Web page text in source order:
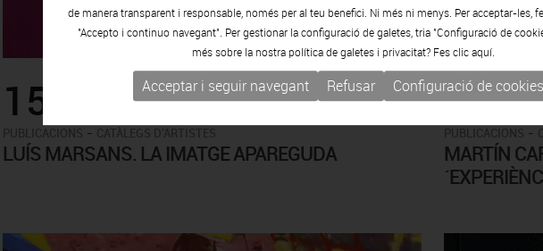
15.00€
-
LUÍS MARSANS. LA IMATGE APAREGUDA
-
MARTÍN
de manera transparent i responsable, només per al teu benefici. Ni més ni menys. Per acceptar-les,
"Accepto i continuo navegant". Per gestionar la configuració de galetes, tria "Configuració de
més sobre la nostra política de galetes i privacitat? Fes clicaquí.
Acceptar i seguir navegant Refusar Configuració de cookies